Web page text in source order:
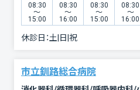
08:30
〜
15:00
08:30
〜
16:00
08:30
〜
15:00
08:30
〜
16:00
休診日：土|日|祝
市立釧路総合病院